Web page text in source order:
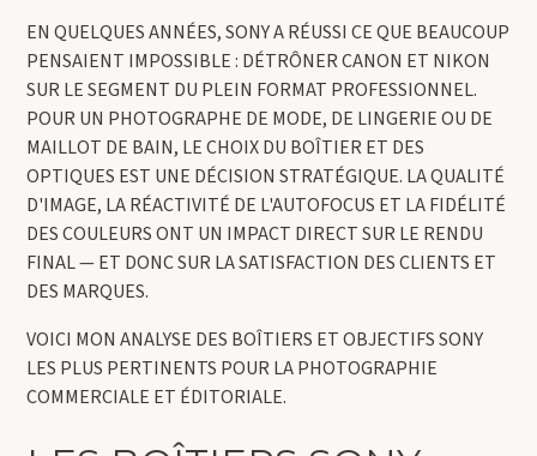
EN QUELQUES ANNÉES, SONY A RÉUSSI CE QUE BEAUCOUP
PENSAIENT IMPOSSIBLE : DÉTRÔNER CANON ET NIKON
SUR LE SEGMENT DU PLEIN FORMAT PROFESSIONNEL.
POUR UN PHOTOGRAPHE DE MODE, DE LINGERIE OU DE
MAILLOT DE BAIN, LE CHOIX DU BOÎTIER ET DES
OPTIQUES EST UNE DÉCISION STRATÉGIQUE. LA QUALITÉ
D'IMAGE, LA RÉACTIVITÉ DE L'AUTOFOCUS ET LA FIDÉLITÉ
DES COULEURS ONT UN IMPACT DIRECT SUR LE RENDU
FINAL — ET DONC SUR LA SATISFACTION DES CLIENTS ET
DES MARQUES.
VOICI MON ANALYSE DES BOÎTIERS ET OBJECTIFS SONY
LES PLUS PERTINENTS POUR LA PHOTOGRAPHIE
COMMERCIALE ET ÉDITORIALE.